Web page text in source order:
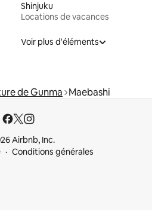
Shinjuku
Locations de vacances
Voir plus d'éléments
de Gunma Maebashi
Airbnb, Inc.
Conditions générales